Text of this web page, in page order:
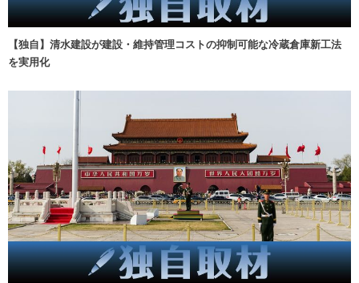
【独自】清水建設が建設・維持管理コストの抑制可能な冷蔵倉庫新工法
を実用化